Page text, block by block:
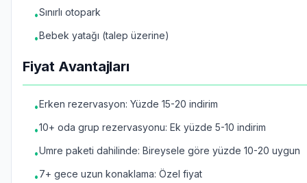
•Sınırlı otopark
•Bebek yatağı (talep üzerine)
Fiyat Avantajları
•Erken rezervasyon: Yüzde 15-20 indirim
•10+ oda grup rezervasyonu: Ek yüzde 5-10 indirim
•Umre paketi dahilinde: Bireysele göre yüzde 10-20 uygun
•7+ gece uzun konaklama: Özel fiyat